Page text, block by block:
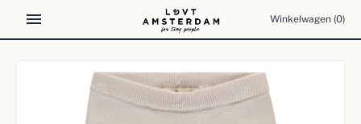
de
Winkelwagen (0)